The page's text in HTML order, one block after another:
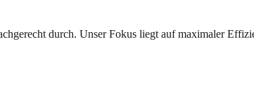
durch. Unser Fokus liegt auf maximaler